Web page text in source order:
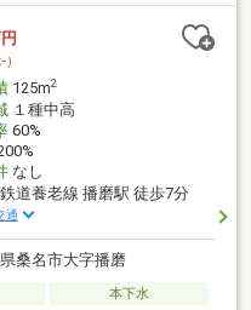
125m2
１種中高
60%
なし
道養老線 播磨駅 徒歩7分
通
桑名市大字播磨
本下水